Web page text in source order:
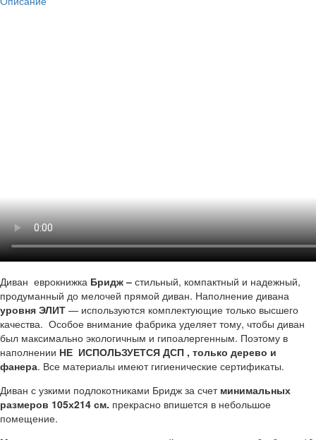
Диван еврокнижка Бридж – стильный, компактный и надежный,
продуманный до мелочей прямой диван. Наполнение дивана
уровня ЭЛИТ — используются комплектующие только высшего
качества. Особое внимание фабрика уделяет тому, чтобы диван
был максимально экологичным и гипоалергенным. Поэтому в
наполнении НЕ ИСПОЛЬЗУЕТСЯ ДСП , только дерево и
фанера. Все материалы имеют гигиенические сертификаты.
Диван с узкими подлокотниками Бридж за счет минимальных
размеров 105х214 см. прекрасно впишется в небольшое
помещение.